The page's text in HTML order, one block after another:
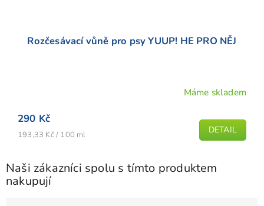
Rozčesávací vůně pro psy YUUP! HE PRO NĚJ
Máme skladem
290 Kč
Měrná
193,33 Kč / 100 ml DETAIL
Naši zákazníci spolu s tímto produktem
nakupují